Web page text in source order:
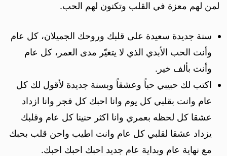
لمن لهم معزة في القلب وتكنون لهم الحب.
سنة جديدة سعيدة على قلبك وروحك الجميلان، كل عام
وأنت الحب الأبدي الذي لا يتغيّر مدى العمر، كل عام
وأنت بألف خير.
اكتب لك حبيبي حباً وعشقاً وبسنة جديدة لأقول لك كل
عام وانت بقلبي كل يوم وانا احبك كل فجر وانا ازداد
عشقا كل لحظه بعمري وانا اكثر حنينا كل عام وقلبك
يزداد عشقا لقلبي كل عام وانت اطيب واحن قلب بحبك
مع نهاية عام وبداية عام جديد احبك احبك احبك.